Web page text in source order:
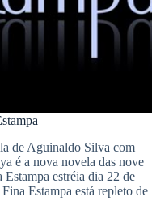
de Aguinaldo Silva com
é a nova novela das nove
estréia dia 22 de
Estampa está repleto de